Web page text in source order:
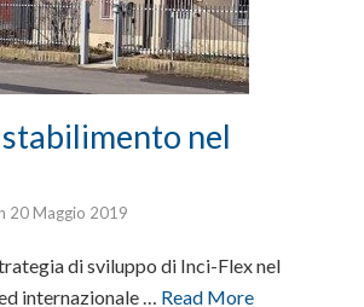
nel
20 Maggio 2019
di sviluppo di Inci-Flex nel
internazionale … Read More